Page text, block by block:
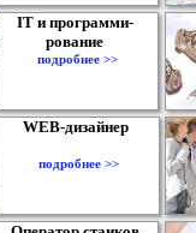
IT и программи-
рование
подробнее >>
WEB-дизайнер
подробнее >>